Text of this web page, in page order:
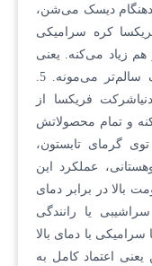
دیسک می‌شن،
کره سرامیکی
زیاد می‌کنه. یعنی
فریکسا از
و تمام محصولاتش
توی گرمای تابستون،
عملکرد این
کم نمیاره. 6. مقاومت بالا در برابر دمای
یا رانندگی
با دمای بالا
اعتماد کامل به